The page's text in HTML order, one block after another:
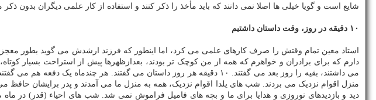
شایع است و گویا خیلی ها اصلا نمی دانند که باید مأخذ را ذکر کنند و استفاده از کار علمی دیگران بدون ذکر
۱۰ دقیقه در روز، وقت داستان داشتیم
استاد معین تمام وقتش را صرف کارهای علمی می کرد، اما اینطور که فرزند ارشدش می گوید بطور
دارم که برای برادران و خواهرم که همه از من کوچک تر بودند، بعدازظهرها پیش از استراحت بسیار
دید و بازدیدهای نوروزی و هدایا برای ما و بچه های فامیل فراموش نمی شد. شب های احیاء (قدر) در